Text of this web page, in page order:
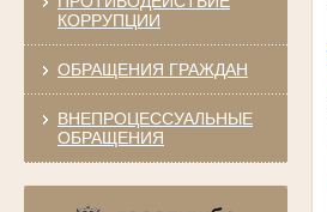
КОРРУПЦИИ
ОБРАЩЕНИЯ ГРАЖДАН
ВНЕПРОЦЕССУАЛЬНЫЕ
ОБРАЩЕНИЯ